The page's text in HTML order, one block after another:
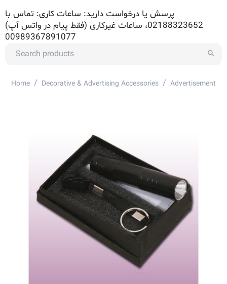
پرسش یا درخواست دارید: ساعات کاری: تماس با
02188323652، ساعات غیرکاری (فقط پیام در واتس آپ)
00989367891077
Home / Decorative & Advertising Accessories / Advertisement